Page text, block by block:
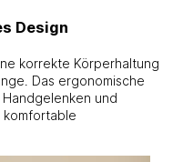
Design
korrekte Körperhaltung
Das ergonomische
und